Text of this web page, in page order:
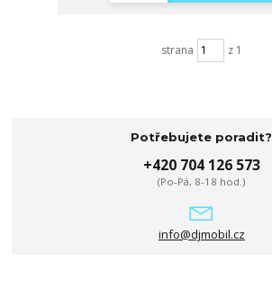
strana z 1
Potřebujete poradit?
+420 704 126 573
(Po-Pá, 8-18 hod.)
info@djmobil.cz